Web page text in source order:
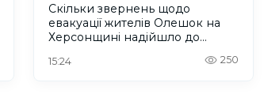
Скільки звернень щодо
евакуації жителів Олешок на
Херсонщині надійшло до
15:24 250